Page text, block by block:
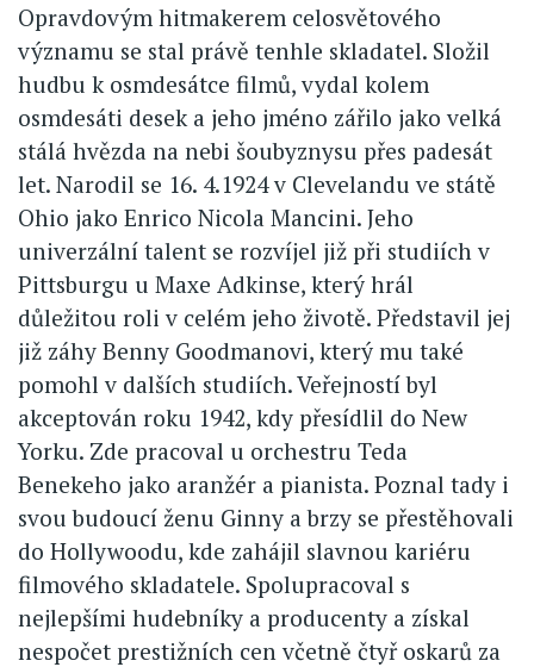
Opravdovým hitmakerem celosvětového
významu se stal právě tenhle skladatel. Složil
hudbu k osmdesátce filmů, vydal kolem
osmdesáti desek a jeho jméno zářilo jako velká
stálá hvězda na nebi šoubyznysu přes padesát
let. Narodil se 16. 4.1924 v Clevelandu ve státě
Ohio jako Enrico Nicola Mancini. Jeho
univerzální talent se rozvíjel již při studiích v
Pittsburgu u Maxe Adkinse, který hrál
důležitou roli v celém jeho životě. Představil jej
již záhy Benny Goodmanovi, který mu také
pomohl v dalších studiích. Veřejností byl
akceptován roku 1942, kdy přesídlil do New
Yorku. Zde pracoval u orchestru Teda
Benekeho jako aranžér a pianista. Poznal tady i
svou budoucí ženu Ginny a brzy se přestěhovali
do Hollywoodu, kde zahájil slavnou kariéru
filmového skladatele. Spolupracoval s
nejlepšími hudebníky a producenty a získal
nespočet prestižních cen včetně čtyř oskarů za